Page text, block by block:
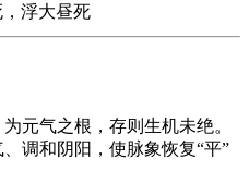
浮大昼死
元气之根，存则生机未绝。
、调和阴阳，使脉象恢复“平”